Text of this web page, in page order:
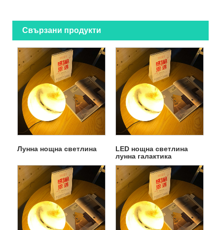
Свързани продукти
Лунна нощна светлина
LED нощна светлина
лунна галактика